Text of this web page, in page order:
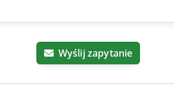
Wyślij zapytanie